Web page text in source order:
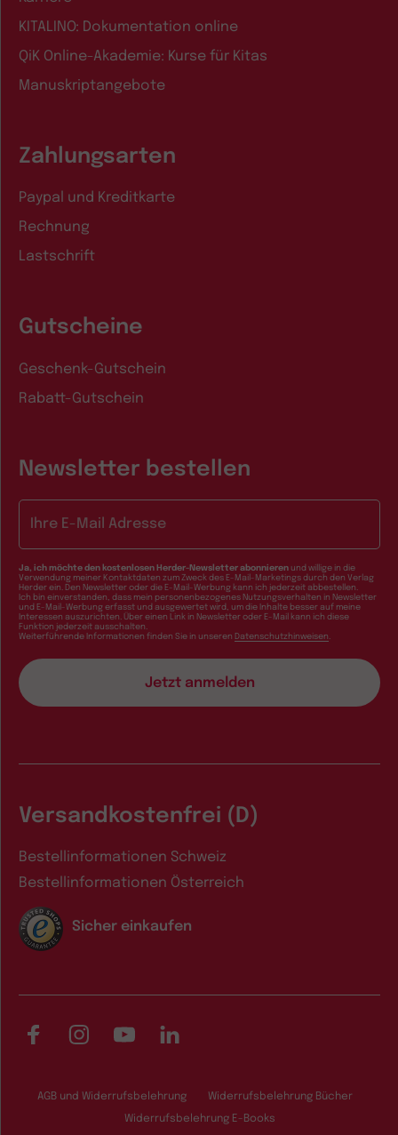
KITALINO: Dokumentation online
QiK Online-Akademie: Kurse für Kitas
Manuskriptangebote
Zahlungsarten
Paypal und Kreditkarte
Rechnung
Lastschrift
Gutscheine
Geschenk-Gutschein
Rabatt-Gutschein
Newsletter bestellen
Ja, ich möchte den kostenlosen Herder-Newsletter abonnieren und willige in die
Verwendung meiner Kontaktdaten zum Zweck des E-Mail-Marketings durch den Verlag
Herder ein. Den Newsletter oder die E-Mail-Werbung kann ich jederzeit abbestellen.
Ich bin einverstanden, dass mein personenbezogenes Nutzungsverhalten in Newsletter
und E-Mail-Werbung erfasst und ausgewertet wird, um die Inhalte besser auf meine
Interessen auszurichten. Über einen Link in Newsletter oder E-Mail kann ich diese
Funktion jederzeit ausschalten.
Weiterführende Informationen finden Sie in unseren Datenschutzhinweisen
Versandkostenfrei (D)
Bestellinformationen Schweiz
Bestellinformationen Österreich
Sicher einkaufen
FacebookInstagramYouTubeLinkedIn
AGB und Widerrufsbelehrung Widerrufsbelehrung Bücher
Widerrufsbelehrung E-Books